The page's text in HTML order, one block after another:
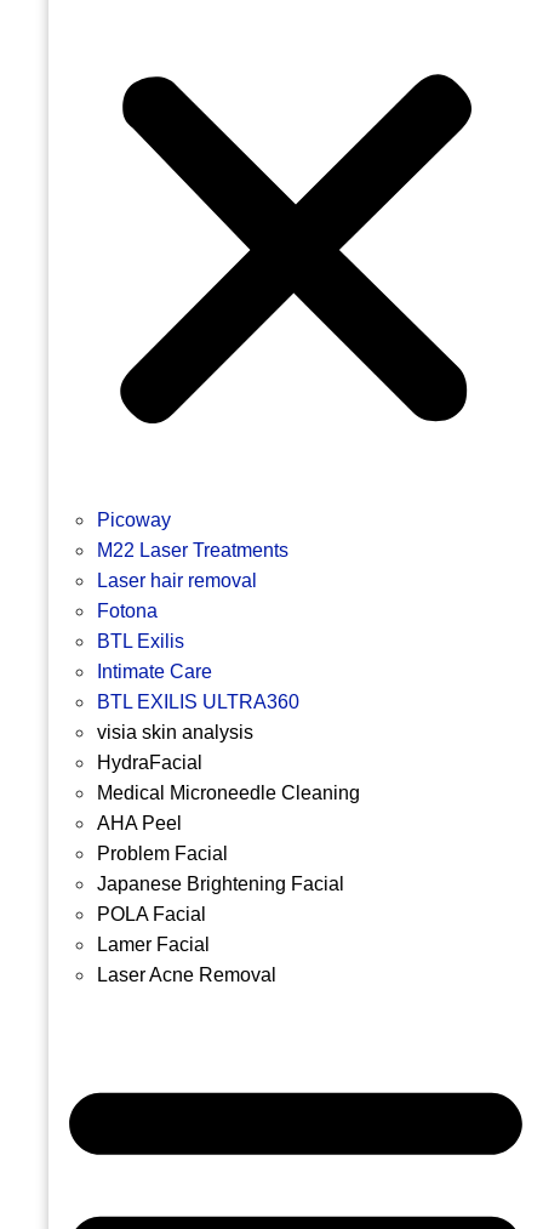
Picoway
M22 Laser Treatments
Laser hair removal
Fotona
BTL Exilis
Intimate Care
BTL EXILIS ULTRA360
visia skin analysis
HydraFacial
Medical Microneedle Cleaning
AHA Peel
Problem Facial
Japanese Brightening Facial
POLA Facial
Lamer Facial
Laser Acne Removal